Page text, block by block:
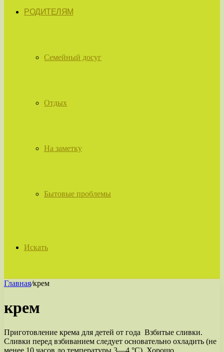
РОДИТЕЛЯМ
Семейный досуг
Отдых
На заметку
Бытовые проблемы
Искать
Главная/крем
крем
Приготовление крема для детей от года ​ Взбитые сливки.
Сливки перед взбиванием следует основательно охладить (не
менее 10 часов до температуры 3—4 °С). Хорошо